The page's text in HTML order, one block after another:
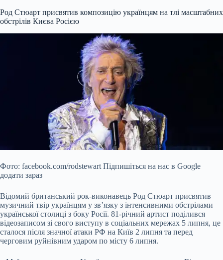
Род Стюарт присвятив композицію українцям на тлі масштабних
обстрілів Києва Росією
Фото: facebook.com/rodstewart Підпишіться на нас в Google
додати зараз
Відомий британський рок-виконавець Род Стюарт присвятив
музичний твір українцям у зв’язку з інтенсивними обстрілами
української столиці з боку Росії. 81-річний артист поділився
відеозаписом зі свого виступу в соціальних мережах 5 липня, це
сталося після значної атаки РФ на Київ 2 липня та перед
черговим руйнівним ударом по місту 6 липня.